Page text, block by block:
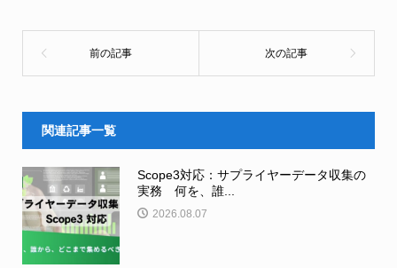
関連記事一覧
Scope3対応：サプライヤーデータ収集の
実務 何を、誰...
2026.08.07